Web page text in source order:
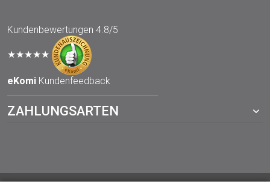
Kundenbewertungen 4.8/5
★★★★★
eKomi Kundenfeedback
ZAHLUNGSARTEN